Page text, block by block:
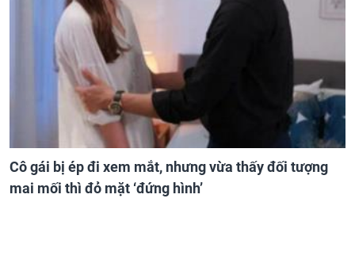
Cô gái bị ép đi xem mắt, nhưng vừa thấy đối tượng
mai mối thì đỏ mặt ‘đứng hình’